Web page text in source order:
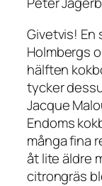
Givetvis! En
Holmbergs
hälften
tycker
Jacque
Endoms
många fina
åt lite äldre
citrongräs